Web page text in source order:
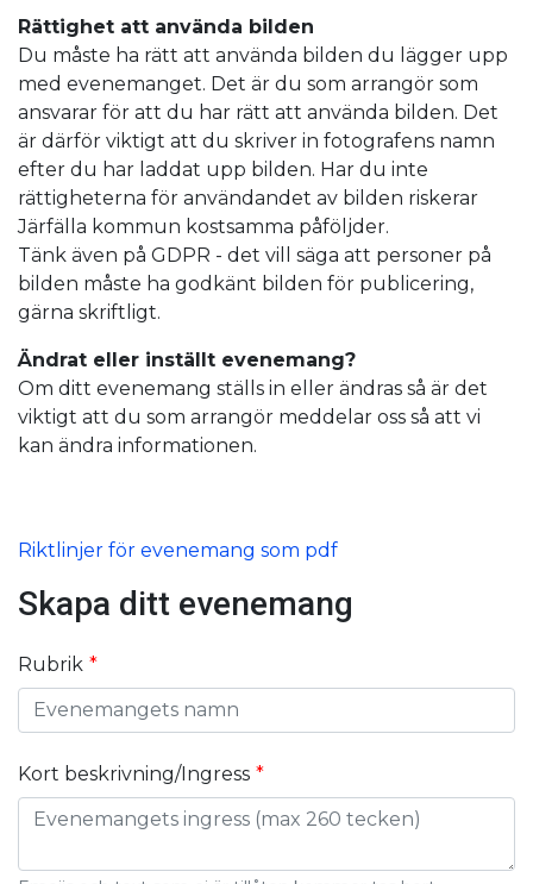
Rättighet att använda bilden
Du måste ha rätt att använda bilden du lägger upp
med evenemanget. Det är du som arrangör som
ansvarar för att du har rätt att använda bilden. Det
är därför viktigt att du skriver in fotografens namn
efter du har laddat upp bilden. Har du inte
rättigheterna för användandet av bilden riskerar
Järfälla kommun kostsamma påföljder.
Tänk även på GDPR - det vill säga att personer på
bilden måste ha godkänt bilden för publicering,
gärna skriftligt.
Ändrat eller inställt evenemang?
Om ditt evenemang ställs in eller ändras så är det
viktigt att du som arrangör meddelar oss så att vi
kan ändra informationen.
Riktlinjer för evenemang som pdf
Skapa ditt evenemang
Rubrik
Kort beskrivning/Ingress